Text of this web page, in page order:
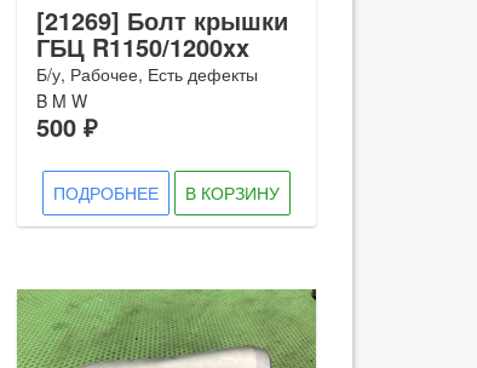
[21269] Болт крышки
ГБЦ R1150/1200xx
Б/у, Рабочее, Есть дефекты
B M W
500 ₽
ПОДРОБНЕЕ В КОРЗИНУ